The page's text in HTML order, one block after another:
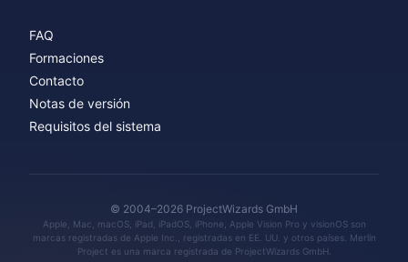
FAQ
Formaciones
Contacto
Notas de versión
Requisitos del sistema
© 2004–2026 ProjectWizards GmbH
Apple, Mac, macOS, iPad, iPadOS, iPhone, Apple Vision Pro y visionOS son
marcas registradas de Apple Inc., registradas en EE. UU. y otros países. Merlin
Project es una marca registrada de ProjectWizards GmbH.